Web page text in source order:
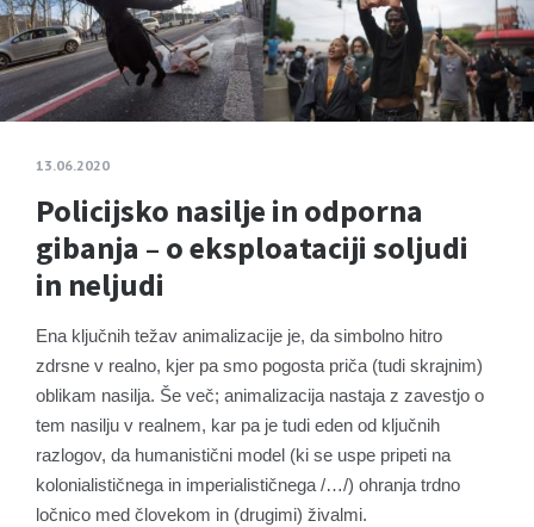
13.06.2020
Policijsko nasilje in odporna
gibanja – o eksploataciji soljudi
in neljudi
Ena ključnih težav animalizacije je, da simbolno hitro
zdrsne v realno, kjer pa smo pogosta priča (tudi skrajnim)
oblikam nasilja. Še več; animalizacija nastaja z zavestjo o
tem nasilju v realnem, kar pa je tudi eden od ključnih
razlogov, da humanistični model (ki se uspe pripeti na
kolonialističnega in imperialističnega /…/) ohranja trdno
ločnico med človekom in (drugimi) živalmi.